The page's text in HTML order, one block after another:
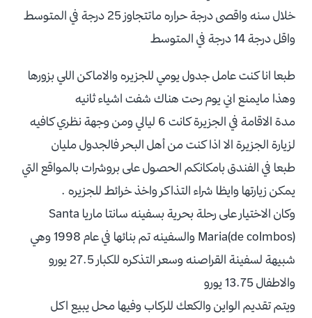
خلال سنه واقصى درجة حراره ماتتجاوز 25 درجة في المتوسط
واقل درجة 14 درجة في المتوسط
طبعا انا كنت عامل جدول يومي للجزيره والاماكن اللي بزورها
وهذا مايمنع اني يوم رحت هناك شفت اشياء ثانيه
مدة الاقامة في الجزيرة كانت 6 ليالي ومن وجهة نظري كافيه
لزيارة الجزيرة الا اذا كنت من أهل البحر فالجدول مليان
طبعا في الفندق بامكانكم الحصول على بروشرات بالمواقع التي
يمكن زيارتها وايظا شراء التذاكر واخذ خرائط للجزيره .
وكان الاختيار على رحلة بحرية بسفينه سانتا ماريا Santa
Maria(de colmbos) والسفينه تم بنائها في عام 1998 وهي
شبيهة لسفينة القراصنه وسعر التذكره للكبار 27.5 يورو
والاطفال 13.75 يورو
ويتم تقديم الواين والكعك للركاب وفيها محل يبيع اكل